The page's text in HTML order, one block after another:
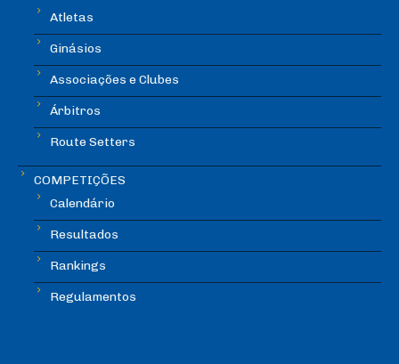
Atletas
Ginásios
Associações e Clubes
Árbitros
Route Setters
COMPETIÇÕES
Calendário
Resultados
Rankings
Regulamentos